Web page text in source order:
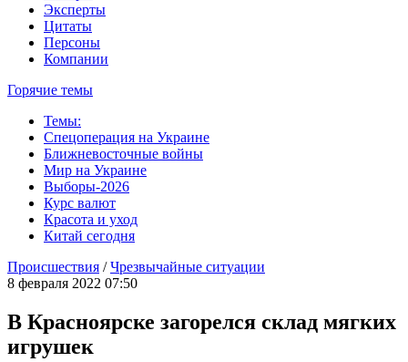
Эксперты
Цитаты
Персоны
Компании
Горячие темы
Темы:
Спецоперация на Украине
Ближневосточные войны
Мир на Украине
Выборы-2026
Курс валют
Красота и уход
Китай сегодня
Происшествия /Чрезвычайные ситуации
8 февраля 2022 07:50
В Красноярске загорелся склад мягких
игрушек